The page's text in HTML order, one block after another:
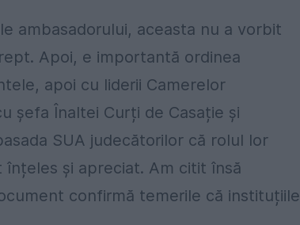
ambasadorului, aceasta nu a vorbit
Apoi, e importantă ordinea
apoi cu liderii Camerelor
șefa Înaltei Curți de Casație și
SUA judecătorilor că rolul lor
și apreciat. Am citit însă
confirmă temerile că instituțiile